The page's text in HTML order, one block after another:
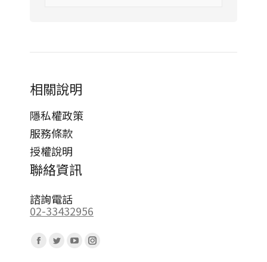
相關說明
隱私權政策
服務條款
授權說明
聯絡資訊
諮詢電話
02-33432956
Facebook
TwitterYouTubeInstagram